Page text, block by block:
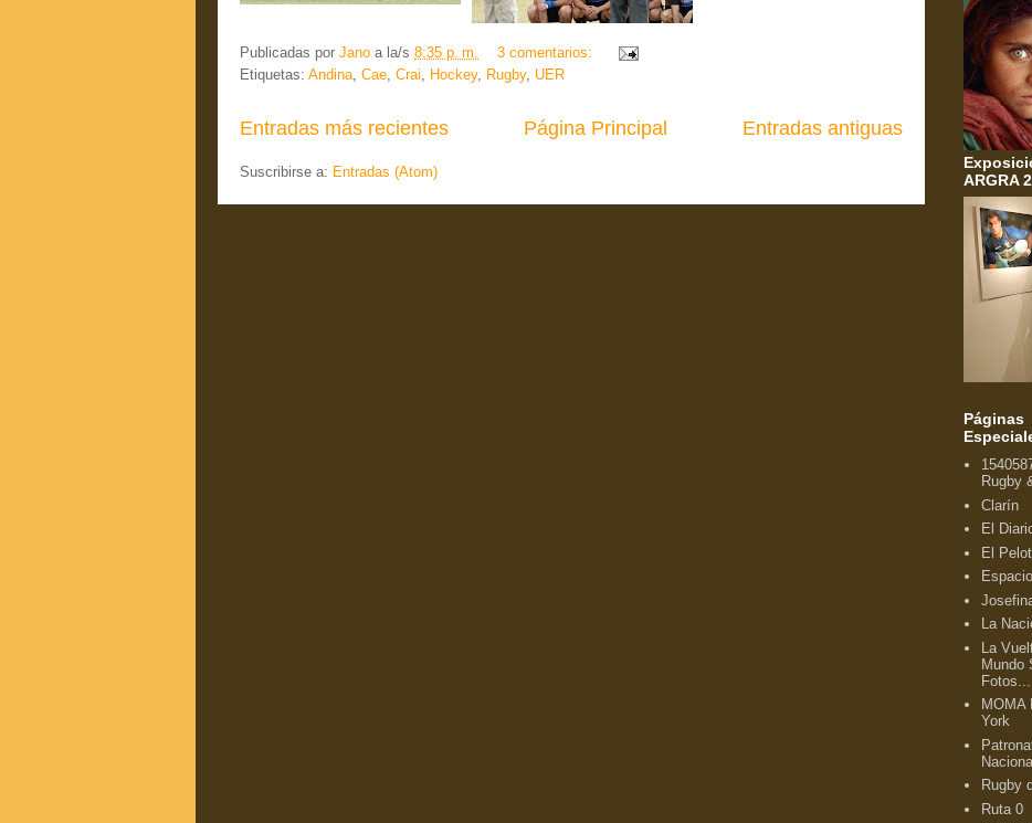
Publicadas por Jano a la/s 8:35 p. m.
3 comentarios:
Etiquetas: Andina Cae Crai Hockey, Rugby, UER
Entradas más recientes Entradas antiguas
Página Principal
Suscribirse a: Entradas (Atom)
ARGRA
Páginas
Rugby
Clarín
El
El
La
La
Mundo
Fotos...
MOMA
York
Nacional
Rugby
Ruta 0